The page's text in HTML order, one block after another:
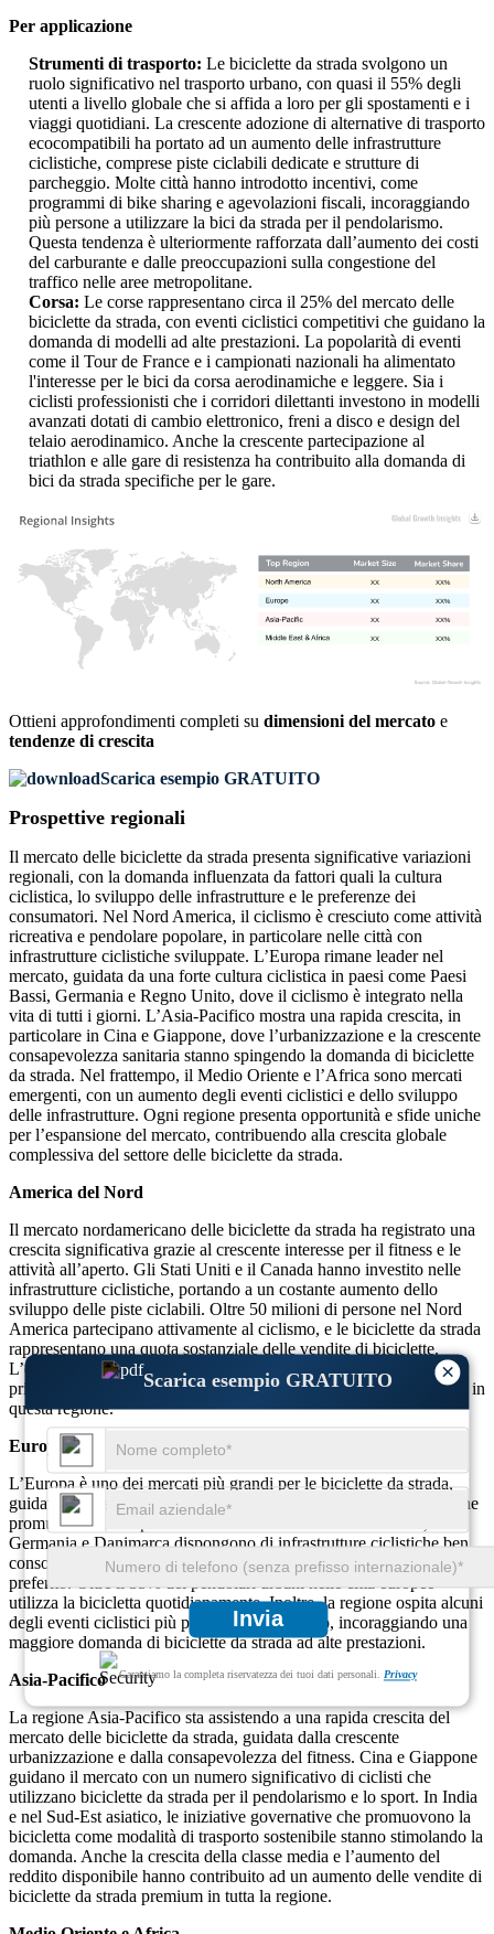
×
Scarica esempio GRATUITO
Invia
Garantiamo la completa riservatezza dei tuoi dati personali. Privacy
Per applicazione
Strumenti di trasporto: Le biciclette da strada svolgono un
ruolo significativo nel trasporto urbano, con quasi il 55% degli
utenti a livello globale che si affida a loro per gli spostamenti e i
viaggi quotidiani. La crescente adozione di alternative di trasporto
ecocompatibili ha portato ad un aumento delle infrastrutture
ciclistiche, comprese piste ciclabili dedicate e strutture di
parcheggio. Molte città hanno introdotto incentivi, come
programmi di bike sharing e agevolazioni fiscali, incoraggiando
più persone a utilizzare la bici da strada per il pendolarismo.
Questa tendenza è ulteriormente rafforzata dall’aumento dei costi
del carburante e dalle preoccupazioni sulla congestione del
traffico nelle aree metropolitane.
Corsa: Le corse rappresentano circa il 25% del mercato delle
biciclette da strada, con eventi ciclistici competitivi che guidano la
domanda di modelli ad alte prestazioni. La popolarità di eventi
come il Tour de France e i campionati nazionali ha alimentato
l'interesse per le bici da corsa aerodinamiche e leggere. Sia i
ciclisti professionisti che i corridori dilettanti investono in modelli
avanzati dotati di cambio elettronico, freni a disco e design del
telaio aerodinamico. Anche la crescente partecipazione al
triathlon e alle gare di resistenza ha contribuito alla domanda di
bici da strada specifiche per le gare.
XX%
XX
XX%
XX
XX%
XX
XX%
XX
Ottieni approfondimenti completi su dimensioni del mercato e
tendenze di crescita
Scarica esempio GRATUITO
Prospettive regionali
Il mercato delle biciclette da strada presenta significative variazioni
regionali, con la domanda influenzata da fattori quali la cultura
ciclistica, lo sviluppo delle infrastrutture e le preferenze dei
consumatori. Nel Nord America, il ciclismo è cresciuto come attività
ricreativa e pendolare popolare, in particolare nelle città con
infrastrutture ciclistiche sviluppate. L’Europa rimane leader nel
mercato, guidata da una forte cultura ciclistica in paesi come Paesi
Bassi, Germania e Regno Unito, dove il ciclismo è integrato nella
vita di tutti i giorni. L’Asia-Pacifico mostra una rapida crescita, in
particolare in Cina e Giappone, dove l’urbanizzazione e la crescente
consapevolezza sanitaria stanno spingendo la domanda di biciclette
da strada. Nel frattempo, il Medio Oriente e l’Africa sono mercati
emergenti, con un aumento degli eventi ciclistici e dello sviluppo
delle infrastrutture. Ogni regione presenta opportunità e sfide uniche
per l’espansione del mercato, contribuendo alla crescita globale
complessiva del settore delle biciclette da strada.
America del Nord
Il mercato nordamericano delle biciclette da strada ha registrato una
crescita significativa grazie al crescente interesse per il fitness e le
attività all’aperto. Gli Stati Uniti e il Canada hanno investito nelle
infrastrutture ciclistiche, portando a un costante aumento dello
sviluppo delle piste ciclabili. Oltre 50 milioni di persone nel Nord
America partecipano attivamente al ciclismo, e le biciclette da strada
rappresentano una quota sostanziale delle vendite di biciclette.
L’espansione delle bici da strada elettriche e la presenza dei
principali produttori di biciclette spingono ulteriormente il mercato in
questa regione.
Europa
L’Europa è uno dei mercati più grandi per le biciclette da strada,
guidato da una forte cultura ciclistica e da iniziative governative che
promuovono il trasporto sostenibile. Paesi come Paesi Bassi,
Germania e Danimarca dispongono di infrastrutture ciclistiche ben
consolidate, che rendono la bicicletta da strada il mezzo di trasporto
preferito. Oltre il 35% dei pendolari urbani nelle città europee
utilizza la bicicletta quotidianamente. Inoltre, la regione ospita alcuni
degli eventi ciclistici più prestigiosi del mondo, incoraggiando una
maggiore domanda di biciclette da strada ad alte prestazioni.
Asia-Pacifico
La regione Asia-Pacifico sta assistendo a una rapida crescita del
mercato delle biciclette da strada, guidata dalla crescente
urbanizzazione e dalla consapevolezza del fitness. Cina e Giappone
guidano il mercato con un numero significativo di ciclisti che
utilizzano biciclette da strada per il pendolarismo e lo sport. In India
e nel Sud-Est asiatico, le iniziative governative che promuovono la
bicicletta come modalità di trasporto sostenibile stanno stimolando la
domanda. Anche la crescita della classe media e l’aumento del
reddito disponibile hanno contribuito ad un aumento delle vendite di
biciclette da strada premium in tutta la regione.